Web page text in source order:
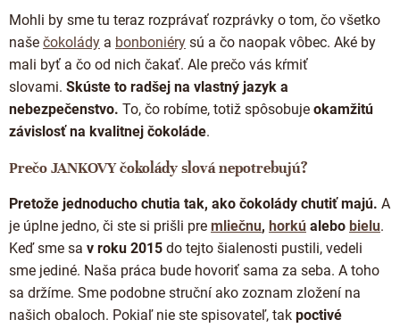
Mohli by sme tu teraz rozprávať rozprávky o tom, čo všetko
naše čokolády a bonboniéry sú a čo naopak vôbec. Aké by
mali byť a čo od nich čakať. Ale prečo vás kŕmiť
slovami. Skúste to radšej na vlastný jazyk a
nebezpečenstvo. To, čo robíme, totiž spôsobuje okamžitú
závislosť na kvalitnej čokoláde.
Prečo JANKOVY čokolády slová nepotrebujú?
Pretože jednoducho chutia tak, ako čokolády chutiť majú. A
je úplne jedno, či ste si prišli pre mliečnu, horkú alebo bielu.
Keď sme sa v roku 2015 do tejto šialenosti pustili, vedeli
sme jediné. Naša práca bude hovoriť sama za seba. A toho
sa držíme. Sme podobne struční ako zoznam zložení na
našich obaloch. Pokiaľ nie ste spisovateľ, tak poctivé